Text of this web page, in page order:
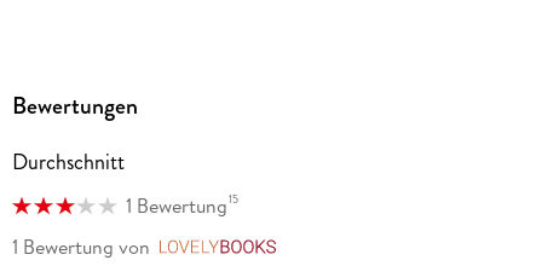
Bewertungen
Durchschnitt
1 Bewertung15
1 Bewertung von